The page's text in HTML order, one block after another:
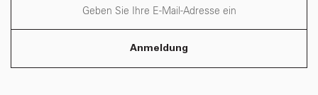
Anmeldung